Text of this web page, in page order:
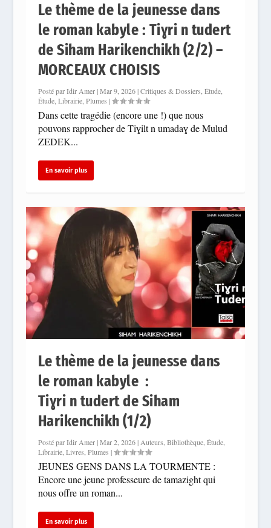
Le thème de la jeunesse dans
le roman kabyle : Tiɣri n tudert
de Siham Harikenchikh (2/2) –
MORCEAUX CHOISIS
Posté parIdir Amer|Mar 9, 2026|Critiques & Dossiers Étude,
Étude, Librairie, Plumes |
Dans cette tragédie (encore une !) que nous
pouvons rapprocher de Tiɣilt n umadaɣ de Mulud
ZEDEK...
En savoir plus
Le thème de la jeunesse dans
le roman kabyle :
Tiɣri n tudert de Siham
Harikenchikh (1/2)
Posté parIdir Amer|Mar 2, 2026| Auteurs Bibliothèque, Étude,
Librairie, Livres Plumes |
JEUNES GENS DANS LA TOURMENTE :
Encore une jeune professeure de tamazight qui
nous offre un roman...
En savoir plus